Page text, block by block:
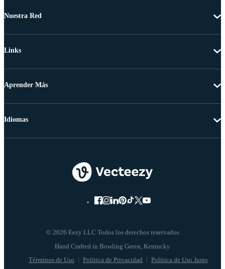
Nuestra Red
Links
Aprender Más
© 2026 Eezy LLC Todos los derechos reservados
Términos de Uso Política de Privacidad Política de Uso Justo
Idiomas